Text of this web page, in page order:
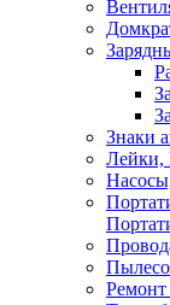
Знаки
Лейки,